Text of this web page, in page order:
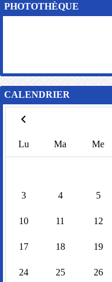
PHOTOTHÈQUE
CALENDRIER
Lu Ma Me
3 4 5
10 11 12
17 18 19
24 25 26